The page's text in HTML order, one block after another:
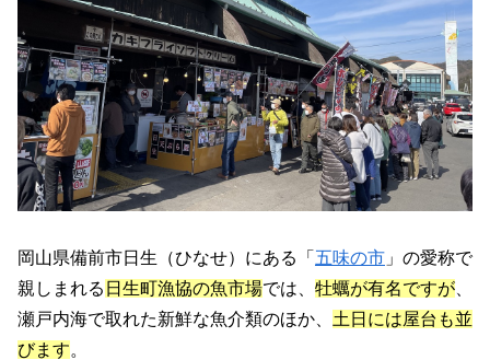
岡山県備前市日生（ひなせ）にある「 五味の市 」の愛称で
親しまれる 日生町漁協の魚市場では、 牡蠣が有名ですが
瀬戸内海で取れた新鮮な魚介類のほか、 土日には屋台も並
びます。